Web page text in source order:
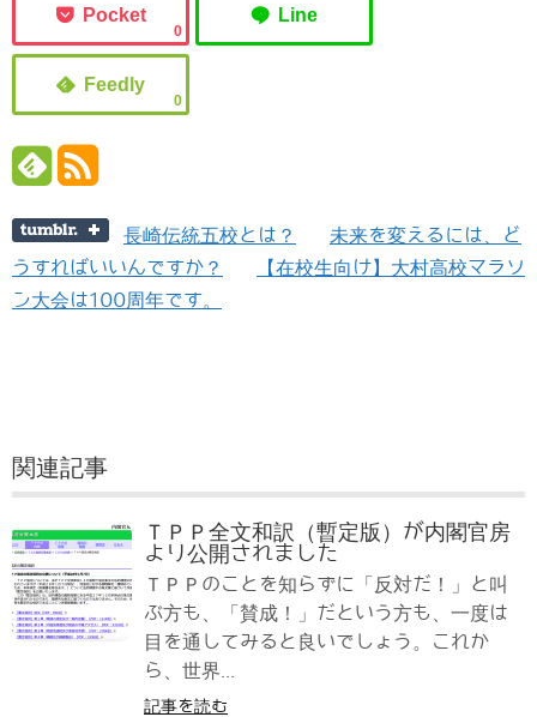
0
0
長崎伝統五校とは？
未来を変えるには、ど
うすればいいんですか？
【在校生向け】大村高校マラソ
ン大会は100周年です。
関連記事
ＴＰＰ全文和訳（暫定版）が内閣官房
より公開されました
ＴＰＰのことを知らずに「反対だ！」と叫
ぶ方も、「賛成！」だという方も、一度は
目を通してみると良いでしょう。これか
ら、世界...
記事を読む